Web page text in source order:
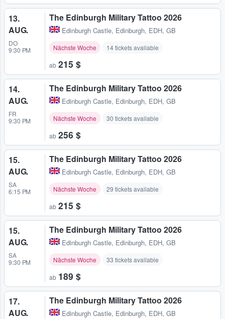
13.
AUG.
DO
9:30 PM
The Edinburgh Military Tattoo 2026
Edinburgh Castle, Edinburgh, EDH, GB
Nächste Woche 14 tickets available
ab 215 $
14.
AUG.
FR
9:30 PM
The Edinburgh Military Tattoo 2026
Edinburgh Castle, Edinburgh, EDH, GB
Nächste Woche 30 tickets available
ab 256 $
15.
AUG.
SA
6:15 PM
The Edinburgh Military Tattoo 2026
Edinburgh Castle, Edinburgh, EDH, GB
Nächste Woche 29 tickets available
ab 215 $
15.
AUG.
SA
9:30 PM
The Edinburgh Military Tattoo 2026
Edinburgh Castle, Edinburgh, EDH, GB
Nächste Woche 33 tickets available
ab 189 $
17.
AUG.
The Edinburgh Military Tattoo 2026
Edinburgh Castle, Edinburgh, EDH, GB